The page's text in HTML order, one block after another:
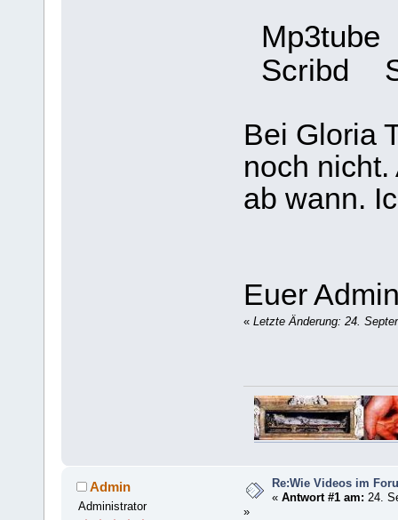
Mp3tube
Scribd
Bei Gloria
noch
ab wann.
Euer
« Letzte Änderung: 24.
Admin
Administrator
Re:Wie Videos im
«Antwort #1 am: 24.
»